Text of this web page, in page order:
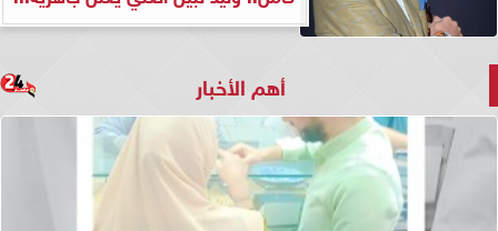
أهم الأخبار